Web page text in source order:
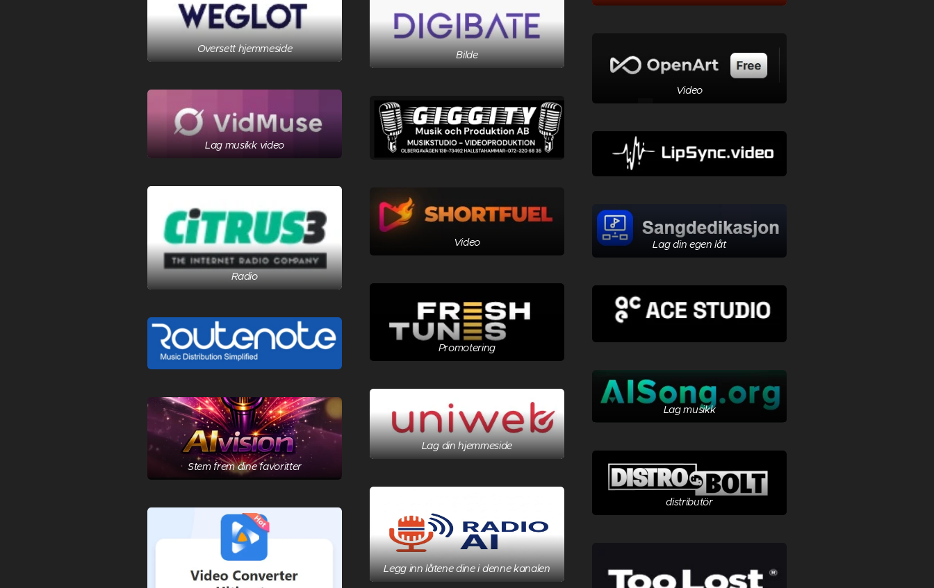
Oversett hjemmeside
Lag musikk video
Radio
Stem frem dine favoritter
Bilde
Video
Promotering
Lag din hjemmeside
Legg inn låtene dine i denne kanalen
Video
Lag din egen låt
Lag musikk
distributör